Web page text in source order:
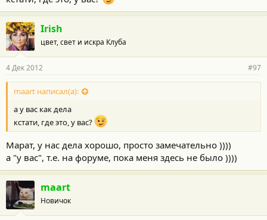
Irish
цвет, свет и искра Клуба
4 Дек 2012 #97
maart написал(а):
а у вас как дела
кстати, где это, у вас?
Марат, у нас дела хорошо, просто замечательно ))))
а "у вас", т.е. на форуме, пока меня здесь не было ))))
maart
Новичок